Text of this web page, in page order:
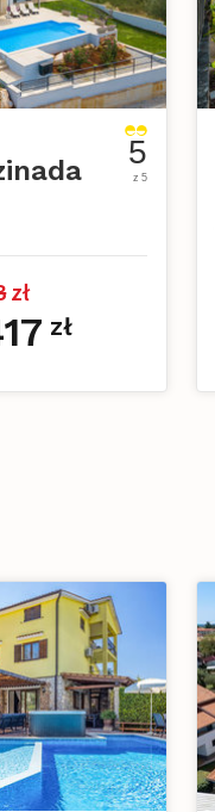
domowe
5
z 5
zł
zł